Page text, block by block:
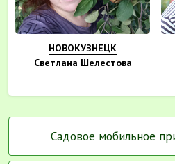
НОВОКУЗНЕЦК
Светлана Шелестова
Садовое мобильное